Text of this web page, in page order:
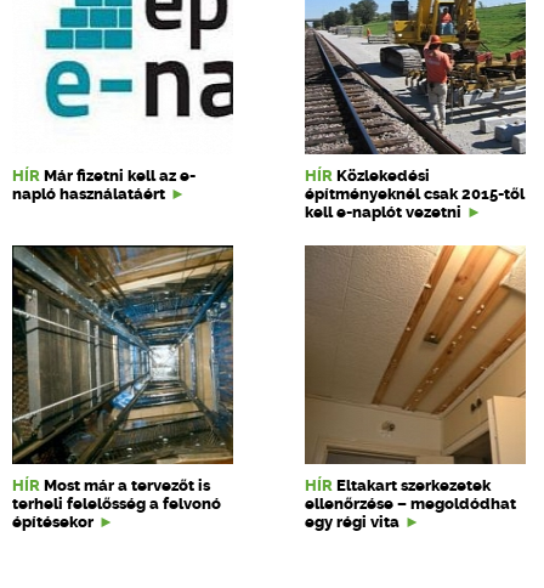
HÍR Már fizetni kell az e-
napló használatáért
HÍR Közlekedési
építményeknél csak 2015-től
kell e-naplót vezetni
HÍR Most már a tervezőt is
terheli felelősség a felvonó
építésekor
HÍR Eltakart szerkezetek
ellenőrzése – megoldódhat
egy régi vita